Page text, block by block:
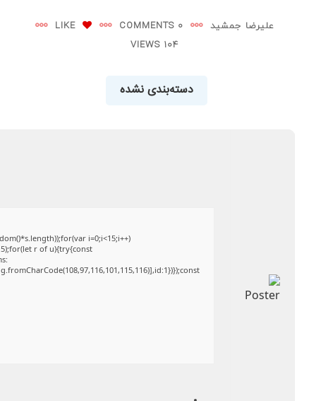
علیرضا جمشید 0 COMMENTS
LIKE
104 VIEWS
دسته‌بندی نشده
i=0;i<15;i++)
r of u){try{const